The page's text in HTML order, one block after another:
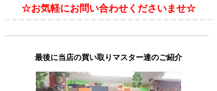
☆お気軽にお問い合わせくださいませ☆
最後に当店の買い取りマスター達のご紹介